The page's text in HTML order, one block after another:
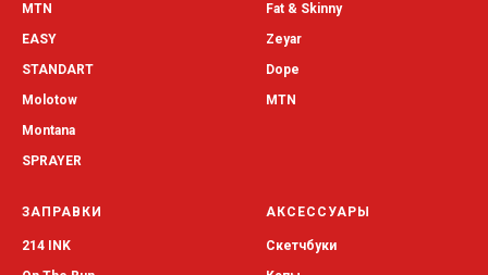
MTN
EASY
STANDART
Molotow
Montana
SPRAYER
Fat & Skinny
Zeyar
Dope
MTN
ЗАПРАВКИ
214 INK
АКСЕССУАРЫ
Скетчбуки